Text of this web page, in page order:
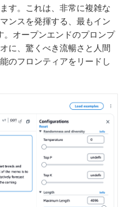
す。これは、非常に複雑な
ンスを発揮する、最もイン
。オープンエンドのプロンプ
に、驚くべき流暢さと人間
のフロンティアをリードし